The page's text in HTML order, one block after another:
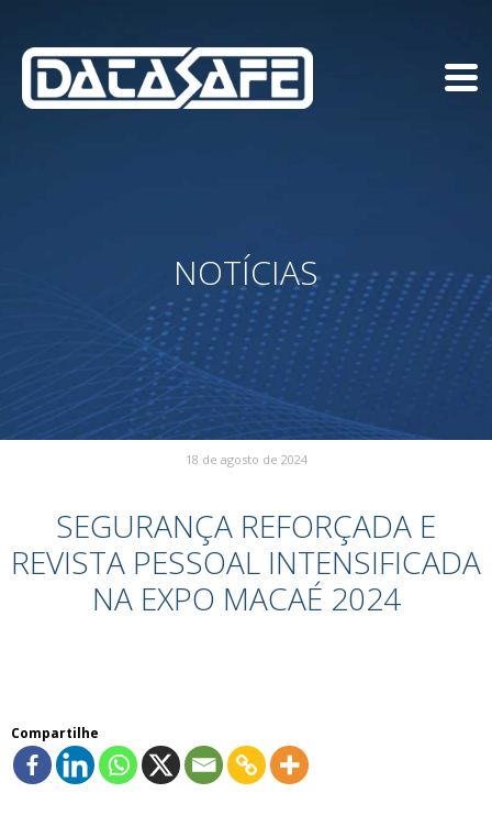
NOTÍCIAS
18 de agosto de 2024
SEGURANÇA REFORÇADA E
REVISTA PESSOAL INTENSIFICADA
NA EXPO MACAÉ 2024
Compartilhe